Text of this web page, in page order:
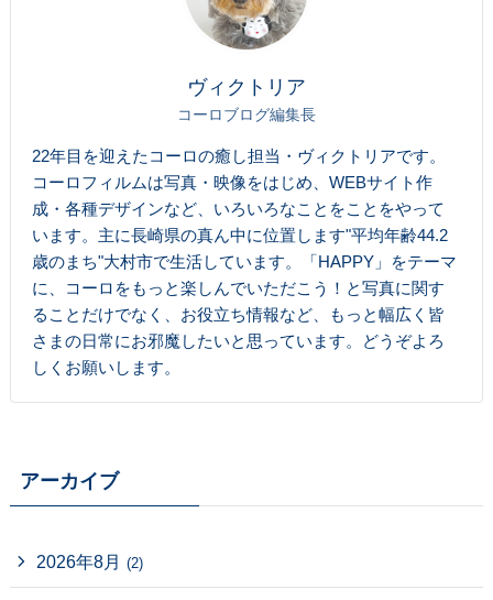
ヴィクトリア
コーロブログ編集長
22年目を迎えたコーロの癒し担当・ヴィクトリアです。
コーロフィルムは写真・映像をはじめ、WEBサイト作
成・各種デザインなど、いろいろなことをことをやって
います。主に長崎県の真ん中に位置します"平均年齢44.2
歳のまち"大村市で生活しています。「HAPPY」をテーマ
に、コーロをもっと楽しんでいただこう！と写真に関す
ることだけでなく、お役立ち情報など、もっと幅広く皆
さまの日常にお邪魔したいと思っています。どうぞよろ
しくお願いします。
アーカイブ
2026年8月 (2)